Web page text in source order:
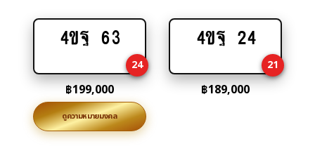
Add
cart
4ขฐ 63
24
฿199,000
ดูความหมายมงคล
Add
cart
4ขฐ 24
21
฿189,000